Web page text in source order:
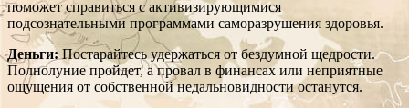
поможет справиться с активизирующимися
подсознательными программами саморазрушения здоровья.
Деньги:Постарайтесь удержаться от бездумной щедрости.
Полнолуние пройдет, а провал в финансах или неприятные
ощущения от собственной недальновидности останутся.